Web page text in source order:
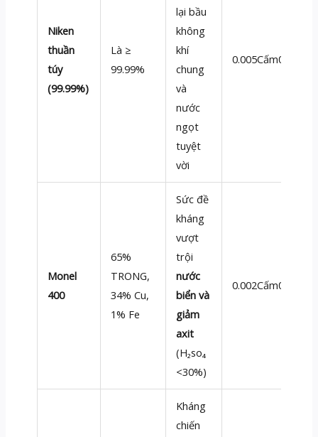
Niken
thuần
túy
(99.99%)
Là ≥
99.99%
lại bầu
không
khí
chung
và
nước
ngọt
tuyệt
vời
0.005Cấm0,01
Monel
400
65%
TRONG,
34% Cu,
1% Fe
Sức đề
kháng
vượt
trội
nước
biển và
giảm
axit
(H₂so₄
<30%)
0.002Cấm0.005
Kháng
chiến